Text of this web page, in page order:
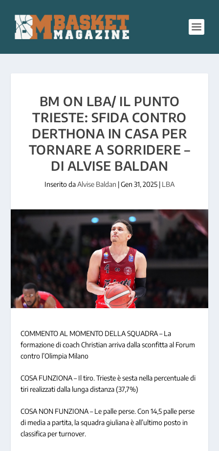
BM ON LBA/ IL PUNTO
TRIESTE: SFIDA CONTRO
DERTHONA IN CASA PER
TORNARE A SORRIDERE –
DI ALVISE BALDAN
Inserito daAlvise Baldan |Gen 31, 2025 | LBA
COMMENTO AL MOMENTO DELLA SQUADRA – La
formazione di coach Christian arriva dalla sconfitta al Forum
contro l’Olimpia Milano
COSA FUNZIONA – Il tiro. Trieste è sesta nella percentuale di
tiri realizzati dalla lunga distanza (37,7%)
COSA NON FUNZIONA – Le palle perse. Con 14,5 palle perse
di media a partita, la squadra giuliana è all’ultimo posto in
classifica per turnover.